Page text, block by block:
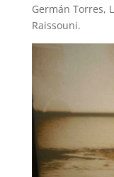
Germán Torres,
Raissouni.